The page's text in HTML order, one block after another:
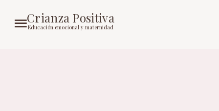
Crianza Positiva
Educación emocional y maternidad